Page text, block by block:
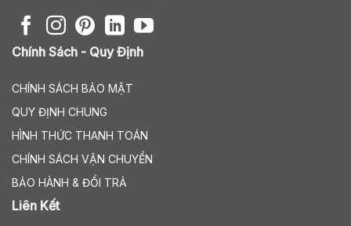
Chính Sách - Quy Định
CHÍNH SÁCH BẢO MẬT
QUY ĐỊNH CHUNG
HÌNH THỨC THANH TOÁN
CHÍNH SÁCH VẬN CHUYỂN
BẢO HÀNH & ĐỔI TRẢ
Liên Kết